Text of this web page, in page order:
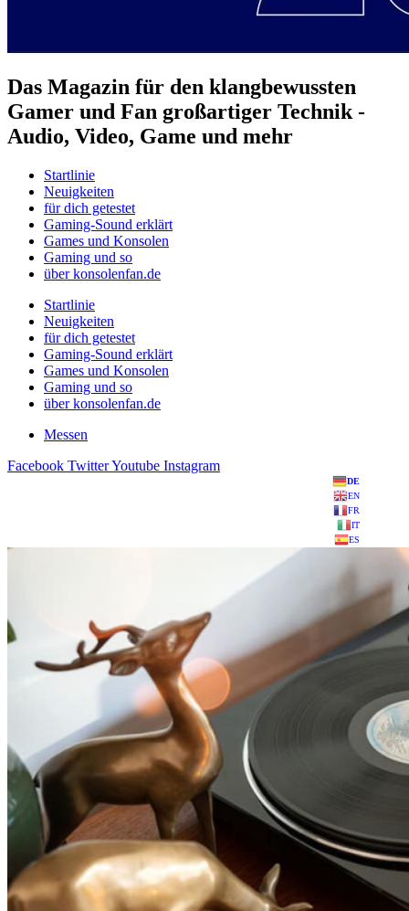
Das Magazin für den klangbewussten
Gamer und Fan großartiger Technik -
Audio, Video, Game und mehr
Startlinie
Neuigkeiten
für dich getestet
Gaming-Sound erklärt
Games und Konsolen
Gaming und so
über konsolenfan.de
Startlinie
Neuigkeiten
für dich getestet
Gaming-Sound erklärt
Games und Konsolen
Gaming und so
über konsolenfan.de
Messen
Facebook TwitterYoutube Instagram
DE
EN
FR
IT
ES